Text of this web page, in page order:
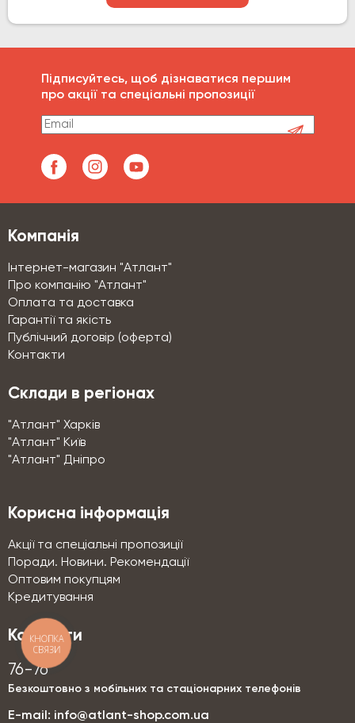
Підписуйтесь, щоб дізнаватися першим
про акції та спеціальні пропозиції
Компанія
Інтернет-магазин "Атлант"
Про компанію "Атлант"
Оплата та доставка
Гарантії та якість
Публічний договір (оферта)
Контакти
Склади в регіонах
"Атлант" Харків
"Атлант" Київ
"Атлант" Дніпро
Корисна інформація
Акції та спеціальні пропозиції
Поради. Новини. Рекомендації
Оптовим покупцям
Кредитування
Контакти
76-76
Безкоштовно з мобільних та стаціонарних телефонів
E-mail: info@atlant-shop.com.ua
КНОПКА
СВЯЗИ